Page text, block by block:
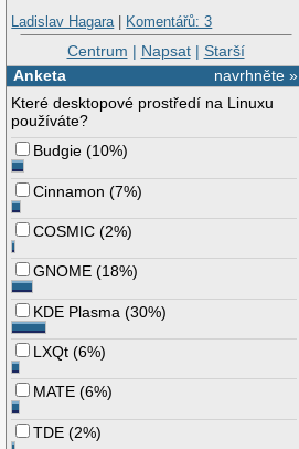
Ladislav Hagara| Komentářů: 3
Centrum | Napsat| Starší
navrhněte »
Anketa
Které desktopové prostředí na Linuxu
používáte?
Budgie (10%)
Cinnamon (7%)
COSMIC (2%)
GNOME (18%)
KDE Plasma (30%)
LXQt (6%)
MATE (6%)
TDE (2%)